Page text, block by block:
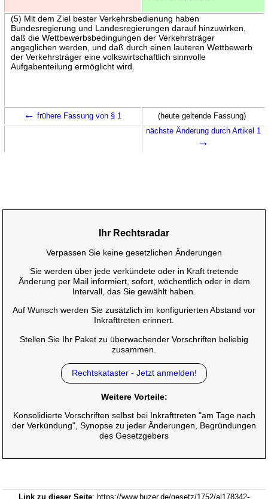
(5) Mit dem Ziel bester Verkehrsbedienung haben
Bundesregierung und Landesregierungen darauf hinzuwirken,
daß die Wettbewerbsbedingungen der Verkehrsträger
angeglichen werden, und daß durch einen lauteren Wettbewerb
der Verkehrsträger eine volkswirtschaftlich sinnvolle
Aufgabenteilung ermöglicht wird.
← frühere Fassung von § 1
(heute geltende Fassung)
nächste Änderung durch Artikel 1
→
Ihr Rechtsradar
Verpassen Sie keine gesetzlichen Änderungen
Sie werden über jede verkündete oder in Kraft tretende
Änderung per Mail informiert, sofort, wöchentlich oder in dem
Intervall, das Sie gewählt haben.
Auf Wunsch werden Sie zusätzlich im konfigurierten Abstand vor
Inkrafttreten erinnert.
Stellen Sie Ihr Paket zu überwachender Vorschriften beliebig
zusammen.
Rechtskataster - Jetzt anmelden!
Weitere Vorteile:
Konsolidierte Vorschriften selbst bei Inkrafttreten "am Tage nach
der Verkündung", Synopse zu jeder Änderungen, Begründungen
des Gesetzgebers
Link zu dieser Seite: https://www.buzer.de/gesetz/1752/al178342-